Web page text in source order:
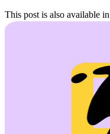
This post is also available in